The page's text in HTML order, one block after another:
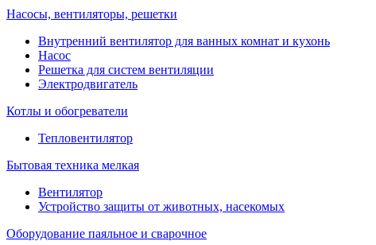
Насосы, вентиляторы, решетки
Внутренний вентилятор для ванных комнат и кухонь
Насос
Решетка для систем вентиляции
Электродвигатель
Котлы и обогреватели
Тепловентилятор
Бытовая техника мелкая
Вентилятор
Устройство защиты от животных, насекомых
Оборудование паяльное и сварочное